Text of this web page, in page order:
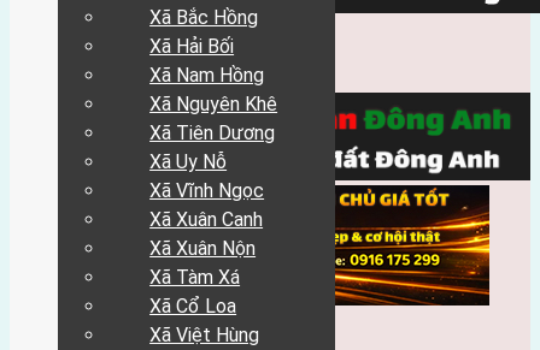
Trang Chủ
Xã Bắc Hồng
Xã Hải Bối
Xã Nam Hồng
Xã Nguyên Khê
Xã Tiên Dương
Xã Uy Nỗ
Xã Vĩnh Ngọc
Xã Xuân Canh
Xã Xuân Nộn
Xã Tàm Xá
Xã Cổ Loa
Xã Việt Hùng